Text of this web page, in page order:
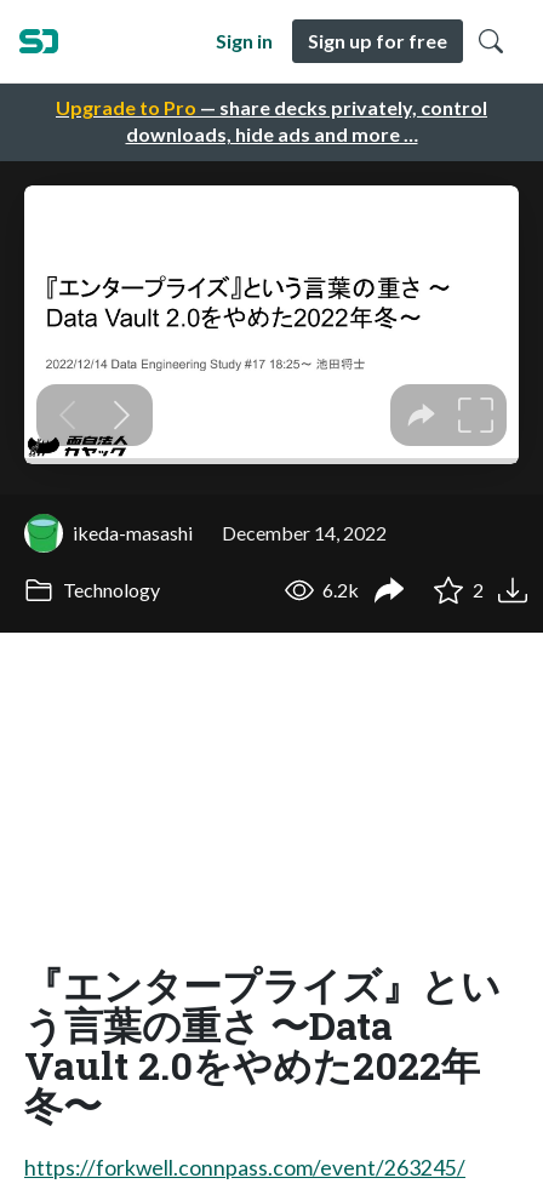
Upgrade to Pro — share decks privately, control
downloads, hide ads and more …
Sign in Sign up for free
ikeda-masashi December 14, 2022
Technology 6.2k 2
『エンタープライズ』とい
う言葉の重さ 〜Data
Vault 2.0をやめた2022年
冬〜
https://forkwell.connpass.com/event/263245/